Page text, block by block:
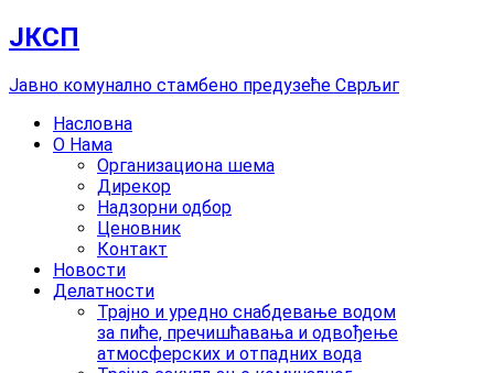
Скочите
на
садржај
ЈКСП
Јавно комунално стамбено предузеће Сврљиг
Насловна
О Нама
Организациона шема
Дирекор
Надзорни одбор
Ценовник
Контакт
Новости
Делатности
Трајно и уредно снабдевање водом
за пиће, пречишћавања и одвођење
атмосферских и отпадних вода